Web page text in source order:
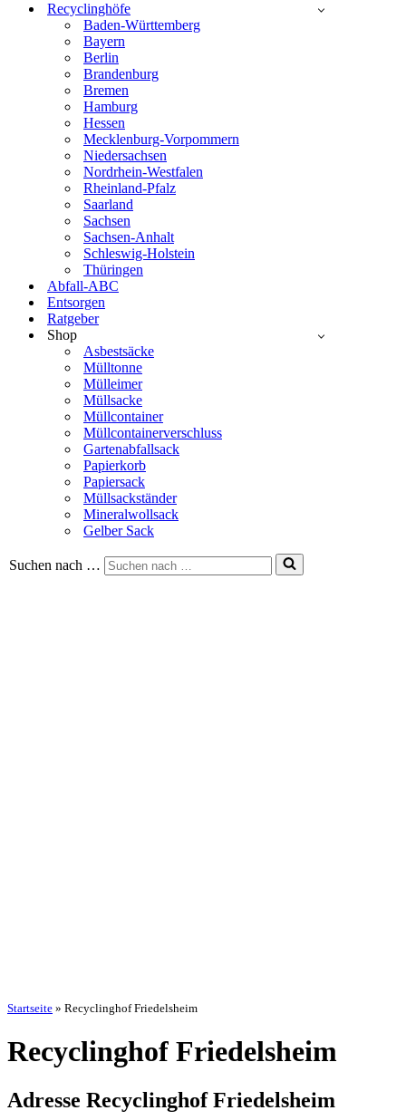
Recyclinghöfe
Baden-Württemberg
Bayern
Berlin
Brandenburg
Bremen
Hamburg
Hessen
Mecklenburg-Vorpommern
Niedersachsen
Nordrhein-Westfalen
Rheinland-Pfalz
Saarland
Sachsen
Sachsen-Anhalt
Schleswig-Holstein
Thüringen
Abfall-ABC
Entsorgen
Ratgeber
Shop
Asbestsäcke
Mülltonne
Mülleimer
Müllsacke
Müllcontainer
Müllcontainerverschluss
Gartenabfallsack
Papierkorb
Papiersack
Müllsackständer
Mineralwollsack
Gelber Sack
Suchen nach …
Startseite » Recyclinghof Friedelsheim
Recyclinghof Friedelsheim
Adresse Recyclinghof Friedelsheim